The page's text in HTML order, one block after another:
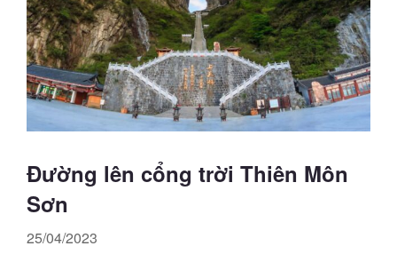
Đường lên cổng trời Thiên Môn
Sơn
25/04/2023